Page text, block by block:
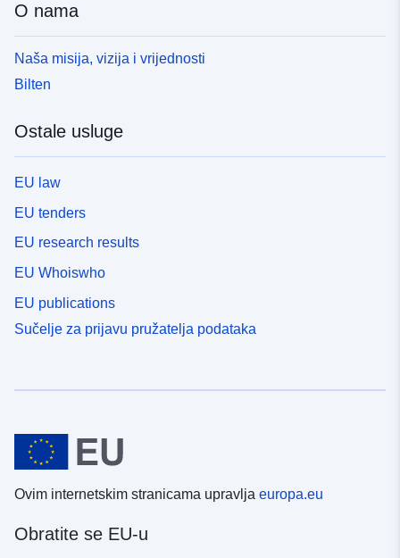
O nama
Naša misija, vizija i vrijednosti
Bilten
Ostale usluge
EU law
EU tenders
EU research results
EU Whoiswho
EU publications
Sučelje za prijavu pružatelja podataka
Ovim internetskim stranicama upravlja europa.eu
Obratite se EU-u